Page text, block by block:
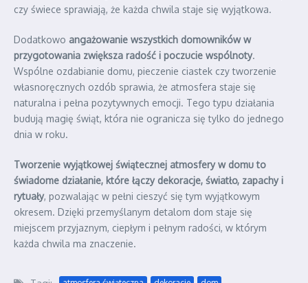
czy świece sprawiają, że każda chwila staje się wyjątkowa.
Dodatkowo angażowanie wszystkich domowników w
przygotowania zwiększa radość i poczucie wspólnoty.
Wspólne ozdabianie domu, pieczenie ciastek czy tworzenie
własnoręcznych ozdób sprawia, że atmosfera staje się
naturalna i pełna pozytywnych emocji. Tego typu działania
budują magię świąt, która nie ogranicza się tylko do jednego
dnia w roku.
Tworzenie wyjątkowej świątecznej atmosfery w domu to
świadome działanie, które łączy dekoracje, światło, zapachy i
rytuały, pozwalając w pełni cieszyć się tym wyjątkowym
okresem. Dzięki przemyślanym detalom dom staje się
miejscem przyjaznym, ciepłym i pełnym radości, w którym
każda chwila ma znaczenie.